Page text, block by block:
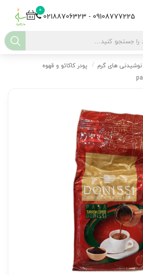
0
02188706323 - 09108777225
نوشیدنی های گرم
پودر کاکائو و قهوه